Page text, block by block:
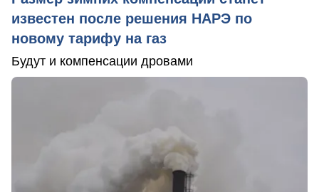
известен после решения НАРЭ по
новому тарифу на газ
Будут и компенсации дровами